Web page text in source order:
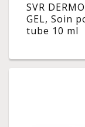
SVR
GEL, Soin
tube 10 ml